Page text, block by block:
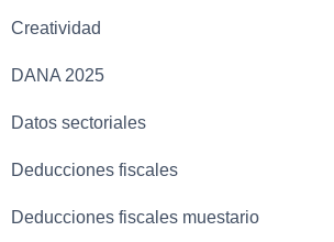
Creatividad
DANA 2025
Datos sectoriales
Deducciones fiscales
Deducciones fiscales muestario